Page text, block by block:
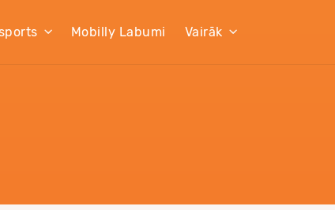
Mobilly Labumi Vairāk